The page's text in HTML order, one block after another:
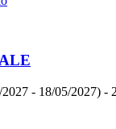
2027 - 18/05/2027) -